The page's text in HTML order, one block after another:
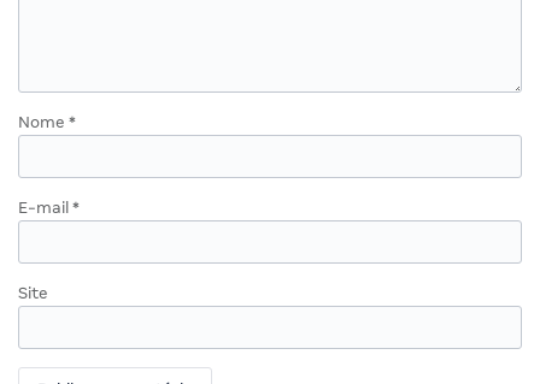
Nome *
E-mail *
Site